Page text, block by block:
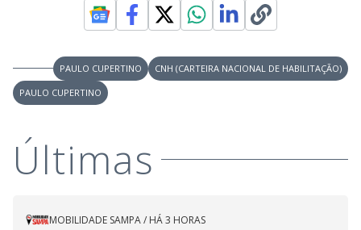
PAULO CUPERTINO
CNH (CARTEIRA NACIONAL DE HABILITAÇÃO)
PAULO CUPERTINO
Últimas
MOBILIDADE SAMPA/ HÁ 3 HORAS